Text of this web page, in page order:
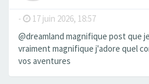
- 17 juin 2026, 18:57
@dreamland magnifique post que
vraiment magnifique j'adore quel
vos aventures